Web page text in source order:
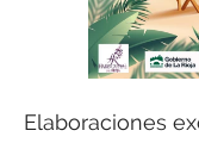
Elaboraciones